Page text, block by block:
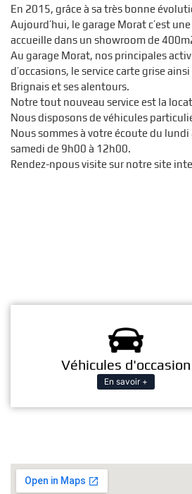
En 2015, grâce à sa très bonne
Aujourd’hui, le garage Morat c’est
accueille dans un showroom de
Au garage Morat, nos principales
d’occasions, le service carte grise
Brignais et ses alentours.
Notre tout nouveau service est la
Nous disposons de véhicules
Nous sommes à votre écoute du
samedi de 9h00 à 12h00.
Rendez-npous visite sur notre site
Véhicules d'occasion
En savoir +